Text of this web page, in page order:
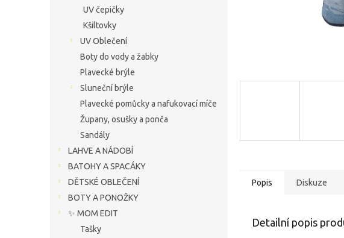
UV čepičky
Kšiltovky
UV Oblečení
Boty do vody a žabky
Plavecké brýle
Sluneční brýle
Plavecké pomůcky a nafukovací míče
Župany, osušky a ponča
Sandály
LAHVE A NÁDOBÍ
BATOHY A SPACÁKY
DĚTSKÉ OBLEČENÍ
BOTY A PONOŽKY
✨ MOM EDIT
Tašky
Popis Diskuze
Detailní popis